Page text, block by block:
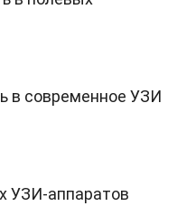
в современное УЗИ
УЗИ-аппаратов